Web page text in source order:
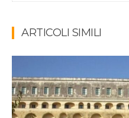
ARTICOLI SIMILI